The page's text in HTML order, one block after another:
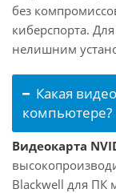
без
киберспорта.
нелишним
Какая
компьютере?
Видеокарта
Blackwell для ПК